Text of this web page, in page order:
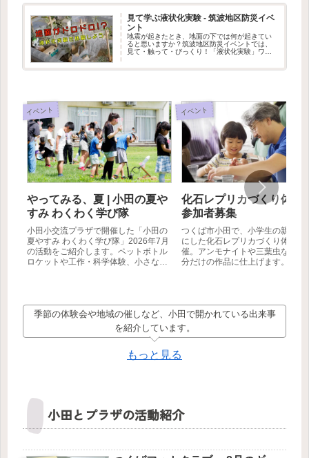
見て学ぶ液状化実験 - 筑波地区防災イベ
ント
地震が起きたとき、地面の下では何が起きてい
ると思いますか？筑波地区防災イベントでは、
見て・触って・びっくり！「液状化実験」ワー
イベント
やってみる、夏 | 小田の夏や
すみ わくわく学び隊
小田小交流プラザで開催した「小田の
夏やすみ わくわく学び隊」2026年7月
の活動をご紹介します。ペットボトル
ロケットや工作・科学体験、小さな生
イベント
化石レプリカづくり体験
参加者募集
つくば市小田で、小学生の親子を
にした化石レプリカづくり体験会
催。アンモナイトや三葉虫などを
分だけの作品に仕上げます。
季節の体験会や地域の催しなど、小田で開かれている出来事
を紹介しています。
もっと見る
小田とプラザの活動紹介